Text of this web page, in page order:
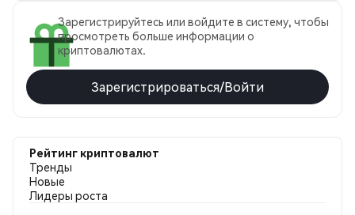
Зарегистрируйтесь или войдите в систему, чтобы
просмотреть больше информации о
криптовалютах.
Зарегистрироваться/Войти
Рейтинг криптовалют
Тренды
Новые
Лидеры роста